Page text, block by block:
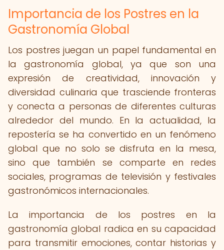
Importancia de los Postres en la
Gastronomía Global
Los postres juegan un papel fundamental en
la gastronomía global, ya que son una
expresión de creatividad, innovación y
diversidad culinaria que trasciende fronteras
y conecta a personas de diferentes culturas
alrededor del mundo. En la actualidad, la
repostería se ha convertido en un fenómeno
global que no solo se disfruta en la mesa,
sino que también se comparte en redes
sociales, programas de televisión y festivales
gastronómicos internacionales.
La importancia de los postres en la
gastronomía global radica en su capacidad
para transmitir emociones, contar historias y